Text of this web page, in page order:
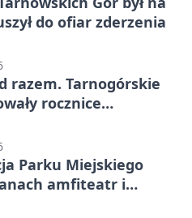
do ofiar zderzenia
razem. Tarnogórskie
rocznice
Parku Miejskiego
amfiteatr i